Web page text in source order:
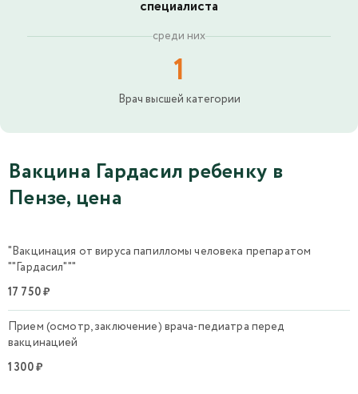
специалиста
среди них
1
Врач высшей категории
Вакцина Гардасил ребенку в
Пензе, цена
"Вакцинация от вируса папилломы человека препаратом
""Гардасил"""
17 750 ₽
Прием (осмотр, заключение) врача-педиатра перед
вакцинацией
1 300 ₽